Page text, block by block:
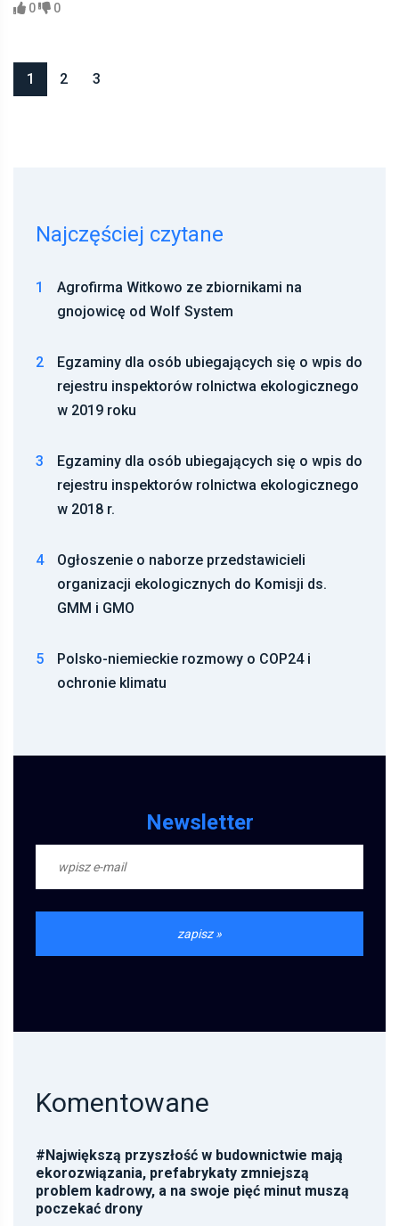
0
0
1 2 3
Najczęściej czytane
1
Agrofirma Witkowo ze zbiornikami na
gnojowicę od Wolf System
2
Egzaminy dla osób ubiegających się o wpis do
rejestru inspektorów rolnictwa ekologicznego
w 2019 roku
3
Egzaminy dla osób ubiegających się o wpis do
rejestru inspektorów rolnictwa ekologicznego
w 2018 r.
4
Ogłoszenie o naborze przedstawicieli
organizacji ekologicznych do Komisji ds.
GMM i GMO
5
Polsko-niemieckie rozmowy o COP24 i
ochronie klimatu
Newsletter
Komentowane
#Największą przyszłość w budownictwie mają
ekorozwiązania, prefabrykaty zmniejszą
problem kadrowy, a na swoje pięć minut muszą
poczekać drony